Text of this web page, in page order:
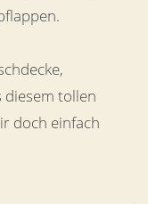
diesem tollen
doch einfach